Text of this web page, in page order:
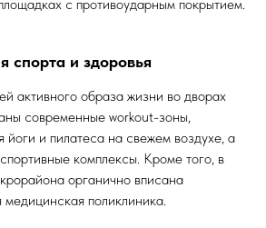
с противоударным покрытием.
спорта и здоровья
активного образа жизни во дворах
современные workout-зоны,
йоги и пилатеса на свежем воздухе, а
комплексы. Кроме того, в
органично вписана
поликлиника.